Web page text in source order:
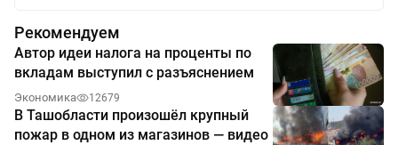
Рекомендуем
Автор идеи налога на проценты по
вкладам выступил с разъяснением
Экономика 12679
В Ташобласти произошёл крупный
пожар в одном из магазинов — видео